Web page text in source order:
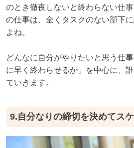
のとき徹夜しないと終わらない仕
の仕事は、全くタスクのない部下
よね。
どんなに自分がやりたいと思う仕
に早く終わらせるか」を中心に、
ていきます。
9.自分なりの締切を決めてス